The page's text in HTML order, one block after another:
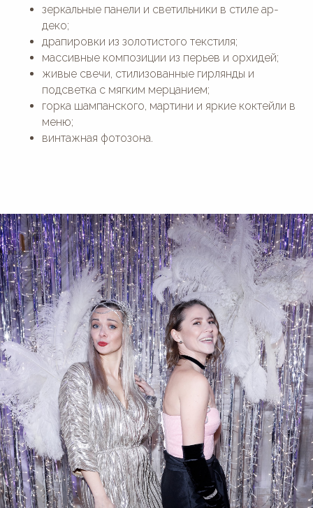
зеркальные панели и светильники в стиле ар-
деко;
драпировки из золотистого текстиля;
массивные композиции из перьев и орхидей;
живые свечи, стилизованные гирлянды и
подсветка с мягким мерцанием;
горка шампанского, мартини и яркие коктейли в
меню;
винтажная фотозона.